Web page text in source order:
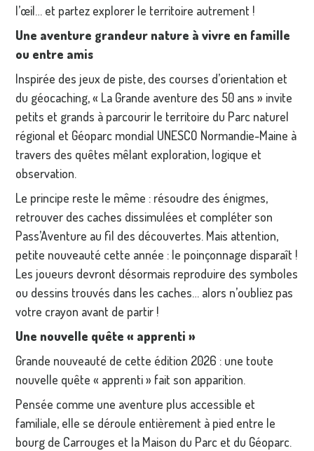
l’œil… et partez explorer le territoire autrement !
Une aventure grandeur nature à vivre en famille
ou entre amis
Inspirée des jeux de piste, des courses d’orientation et
du géocaching, « La Grande aventure des 50 ans » invite
petits et grands à parcourir le territoire du Parc naturel
régional et Géoparc mondial UNESCO Normandie-Maine à
travers des quêtes mêlant exploration, logique et
observation.
Le principe reste le même : résoudre des énigmes,
retrouver des caches dissimulées et compléter son
Pass’Aventure au fil des découvertes. Mais attention,
petite nouveauté cette année : le poinçonnage disparaît !
Les joueurs devront désormais reproduire des symboles
ou dessins trouvés dans les caches… alors n’oubliez pas
votre crayon avant de partir !
Une nouvelle quête « apprenti »
Grande nouveauté de cette édition 2026 : une toute
nouvelle quête « apprenti » fait son apparition.
Pensée comme une aventure plus accessible et
familiale, elle se déroule entièrement à pied entre le
bourg de Carrouges et la Maison du Parc et du Géoparc.